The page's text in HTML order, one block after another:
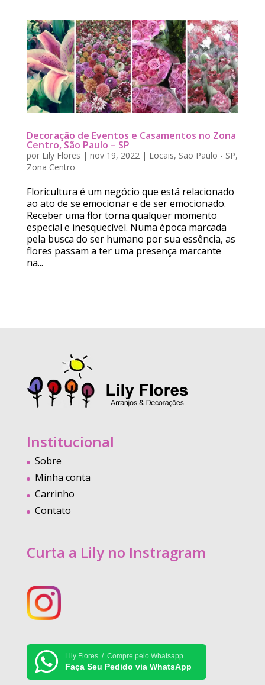
Decoração de Eventos e Casamentos no Zona
Centro, São Paulo – SP
por Lily Flores | nov 19, 2022 | Locais, São Paulo - SP,
Zona Centro
Floricultura é um negócio que está relacionado
ao ato de se emocionar e de ser emocionado.
Receber uma flor torna qualquer momento
especial e inesquecível. Numa época marcada
pela busca do ser humano por sua essência, as
flores passam a ter uma presença marcante
na...
Institucional
Sobre
Minha conta
Carrinho
Contato
Curta a Lily no Instragram
Lily Flores / Compre pelo Whatsapp
Faça Seu Pedido via WhatsApp